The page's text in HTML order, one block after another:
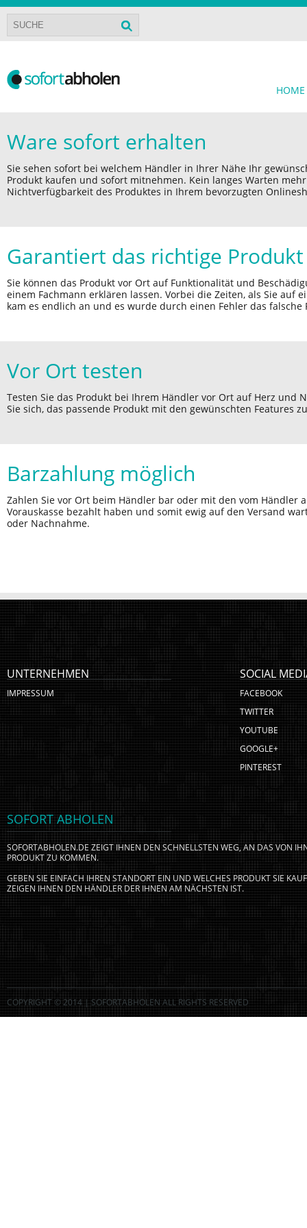
HOME
Ware sofort erhalten
Sie sehen sofort bei welchem Händler in Ihrer Nähe Ihr
Produkt kaufen und sofort mitnehmen. Kein langes Warten
Nichtverfügbarkeit des Produktes in Ihrem bevorzugten
Garantiert das richtige Produkt
Sie können das Produkt vor Ort auf Funktionalität und
einem Fachmann erklären lassen. Vorbei die Zeiten, als Sie
kam es endlich an und es wurde durch einen Fehler das falsche
Vor Ort testen
Testen Sie das Produkt bei Ihrem Händler vor Ort auf Herz und
Sie sich, das passende Produkt mit den gewünschten Features
Barzahlung möglich
Zahlen Sie vor Ort beim Händler bar oder mit den vom Händler
Vorauskasse bezahlt haben und somit ewig auf den Versand
oder Nachnahme.
UNTERNEHMEN
IMPRESSUM
SOCIAL
FACEBOOK
TWITTER
YOUTUBE
GOOGLE+
PINTEREST
SOFORT ABHOLEN
SOFORTABHOLEN.DE ZEIGT IHNEN DEN SCHNELLSTEN WEG, AN DAS VON
PRODUKT ZU KOMMEN.
GEBEN SIE EINFACH IHREN STANDORT EIN UND WELCHES PRODUKT SIE
ZEIGEN IHNEN DEN HÄNDLER DER IHNEN AM NÄCHSTEN IST.
COPYRIGHT © 2014 | SOFORTABHOLEN ALL RIGHTS RESERVED